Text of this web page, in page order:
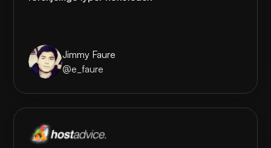
Jimmy Faure
@e_faure